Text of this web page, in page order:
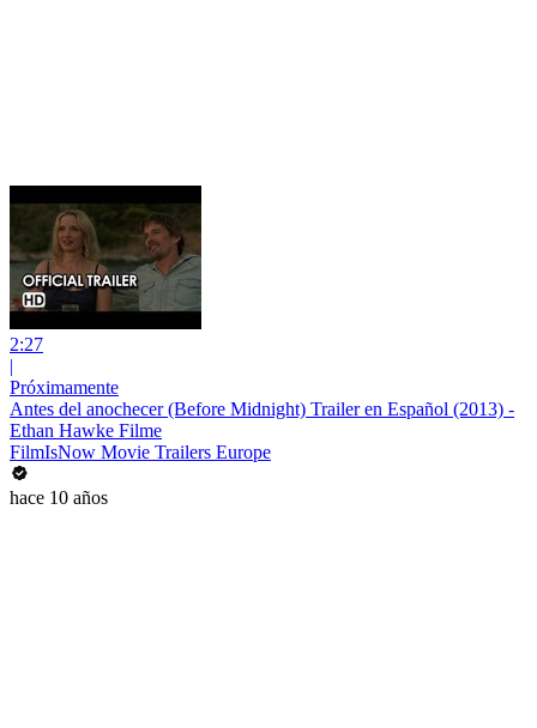
2:27
|
Próximamente
Antes del anochecer (Before Midnight) Trailer en Español (2013) -
Ethan Hawke Filme
FilmIsNow Movie Trailers Europe
hace 10 años